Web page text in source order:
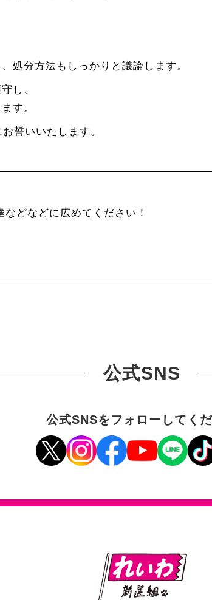
処分方法もしっかりと議論します。
し、
す。
誓いいたします。
どなどに広めてください！
公式SNS
公式SNSをフォローしてく